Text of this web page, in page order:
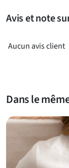
Avis et note
Aucun avis client
Dans le